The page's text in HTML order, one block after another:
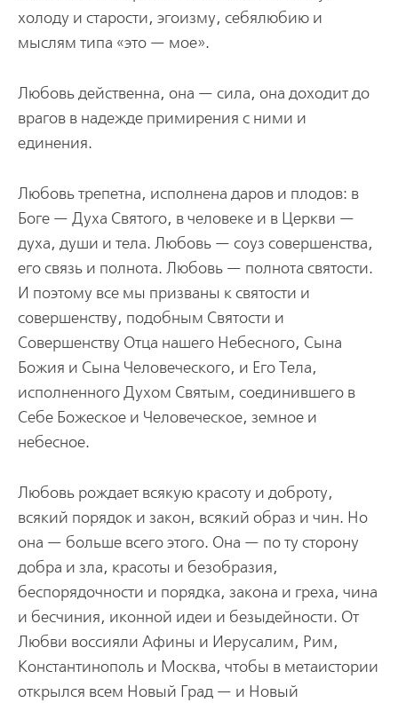
холоду и старости, эгоизму, себялюбию и
мыслям типа «это — мое».
Любовь действенна, она — сила, она доходит до
врагов в надежде примирения с ними и
единения.
Любовь трепетна, исполнена даров и плодов: в
Боге — Духа Святого, в человеке и в Церкви —
духа, души и тела. Любовь — соуз совершенства,
его связь и полнота. Любовь — полнота святости.
И поэтому все мы призваны к святости и
совершенству, подобным Святости и
Совершенству Отца нашего Небесного, Сына
Божия и Сына Человеческого, и Его Тела,
исполненного Духом Святым, соединившего в
Себе Божеское и Человеческое, земное и
небесное.
Любовь рождает всякую красоту и доброту,
всякий порядок и закон, всякий образ и чин. Но
она — больше всего этого. Она — по ту сторону
добра и зла, красоты и безобразия,
беспорядочности и порядка, закона и греха, чина
и бесчиния, иконной идеи и безыдейности. От
Любви воссияли Афины и Иерусалим, Рим,
Константинополь и Москва, чтобы в метаистории
открылся всем Новый Град — и Новый